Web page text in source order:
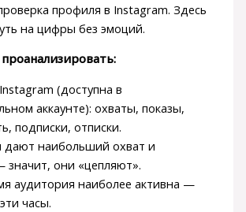
профиля в Instagram. Здесь
на цифры без эмоций.
(доступна в
аккаунте): охваты, показы,
подписки, отписки.
дают наибольший охват и
значит, они «цепляют».
аудитория наиболее активна —
часы.